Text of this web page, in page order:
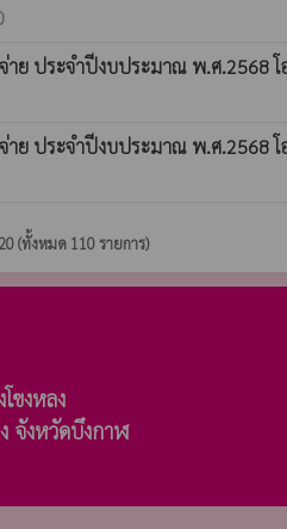
าย ประจำปีงบประมาณ พ.ศ.2568
าย ประจำปีงบประมาณ พ.ศ.2568
(ทั้งหมด 110 รายการ)
ขงหลง
จังหวัดบึงกาฬ